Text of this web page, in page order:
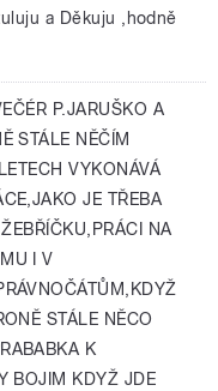
a Děkuju ,hodně
P.JARUŠKO A
STÁLE NĚČÍM
VYKONÁVÁ
JE TŘEBA
NA
I V
STÁLE NĚCO
K
BOJIM KDYŽ JDE